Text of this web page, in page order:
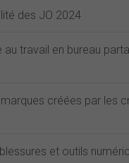
des JO 2024
au travail en bureau
créées par les
et outils